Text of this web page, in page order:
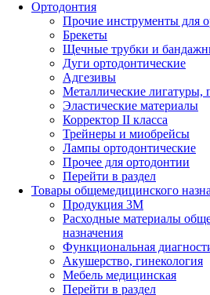
Ортодонтия
Прочие инструменты для
Брекеты
Щечные трубки и
Дуги ортодонтические
Адгезивы
Металлические
Эластические материалы
Корректор II класса
Трейнеры и миобрейсы
Лампы ортодонтические
Прочее для ортодонтии
Перейти в раздел
Товары общемедицинского
Продукция 3М
Расходные материалы
назначения
Функциональная
Акушерство, гинекология
Мебель медицинская
Перейти в раздел